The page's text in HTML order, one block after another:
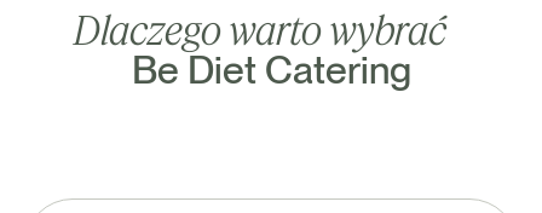
Dlaczego warto wybrać
Be Diet Catering